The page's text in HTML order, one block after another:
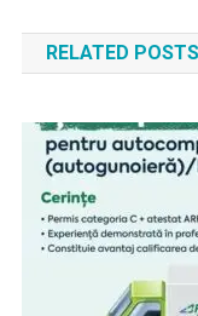
în
articole
RELATED POSTS